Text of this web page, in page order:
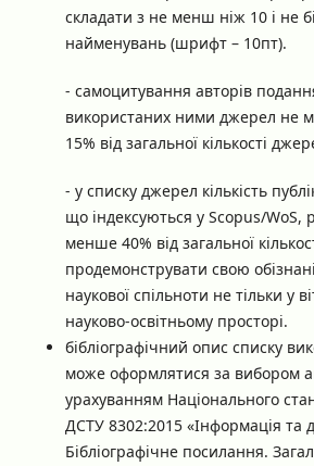
складати з не менш ніж 10 і не
найменувань (шрифт – 10пт).
- самоцитування авторів
використаних ними джерел не
15% від загальної кількості
- у списку джерел кількість
що індексуються у Scopus/WoS,
менше 40% від загальної
продемонструвати свою
наукової спільноти не тільки у
науково-освітньому просторі.
бібліографічний опис списку
може оформлятися за вибором
урахуванням Національного
ДСТУ 8302:2015 «Інформація та
Бібліографічне посилання.